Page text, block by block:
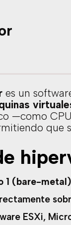
es un
—como
que
1 (bare-metal)
ESXi,